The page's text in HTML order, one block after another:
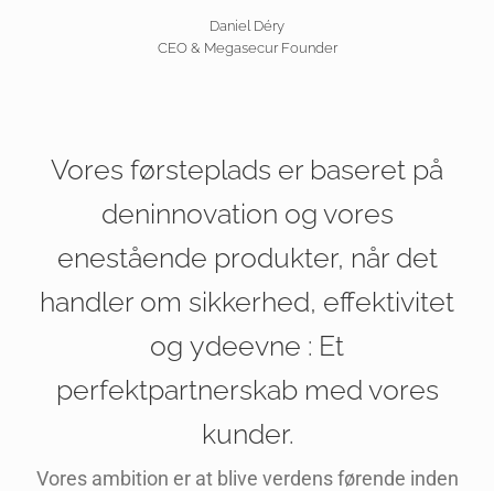
Daniel Déry
CEO & Megasecur Founder
Vores førsteplads er baseret på
deninnovation og vores
enestående produkter, når det
handler om sikkerhed, effektivitet
og ydeevne : Et
perfektpartnerskab med vores
kunder.
Vores ambition er at blive verdens førende inden